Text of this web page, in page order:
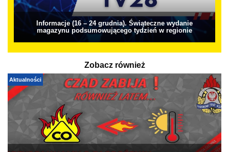
Informacje (16 – 24 grudnia). Świąteczne wydanie
magazynu podsumowującego tydzień w regionie
Zobacz również
Aktualności